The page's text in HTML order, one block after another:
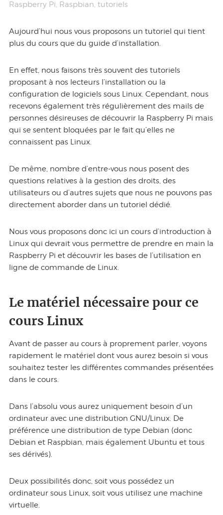
Raspberry Pi, Raspbian, tutoriels
Aujourd’hui nous vous proposons un tutoriel qui tient
plus du cours que du guide d’installation.
En effet, nous faisons très souvent des tutoriels
proposant à nos lecteurs l’installation ou la
configuration de logiciels sous Linux. Cependant, nous
recevons également très régulièrement des mails de
personnes désireuses de découvrir la Raspberry Pi mais
qui se sentent bloquées par le fait qu’elles ne
connaissent pas Linux.
De même, nombre d’entre-vous nous posent des
questions relatives à la gestion des droits, des
utilisateurs ou d’autres sujets que nous ne pouvons pas
directement aborder dans un tutoriel dédié.
Nous vous proposons donc ici un cours d’introduction à
Linux qui devrait vous permettre de prendre en main la
Raspberry Pi et découvrir les bases de l’utilisation en
ligne de commande de Linux.
Le matériel nécessaire pour ce
cours Linux
Avant de passer au cours à proprement parler, voyons
rapidement le matériel dont vous aurez besoin si vous
souhaitez tester les différentes commandes présentées
dans le cours.
Dans l’absolu vous aurez uniquement besoin d’un
ordinateur avec une distribution GNU/Linux. De
préférence une distribution de type Debian (donc
Debian et Raspbian, mais également Ubuntu et tous
ses dérivés).
Deux possibilités donc, soit vous possédez un
ordinateur sous Linux, soit vous utilisez une machine
virtuelle.